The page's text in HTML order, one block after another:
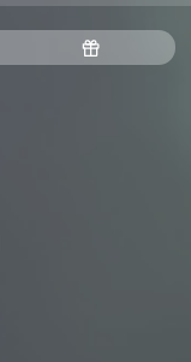
随
机